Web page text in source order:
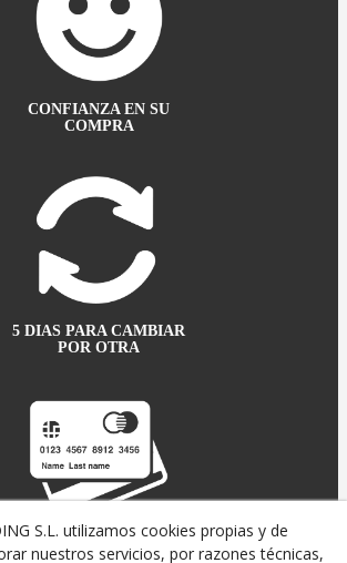
CONFIANZA EN SU
COMPRA
5 DIAS PARA CAMBIAR
POR OTRA
PAGO SEGURO CON
S.L. utilizamos cookies propias y de
nuestros servicios, por razones técnicas,